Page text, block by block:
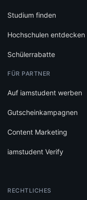
Studium finden
Hochschulen entdecken
Schülerrabatte
FÜR PARTNER
Auf iamstudent werben
Gutscheinkampagnen
Content Marketing
iamstudent Verify
RECHTLICHES